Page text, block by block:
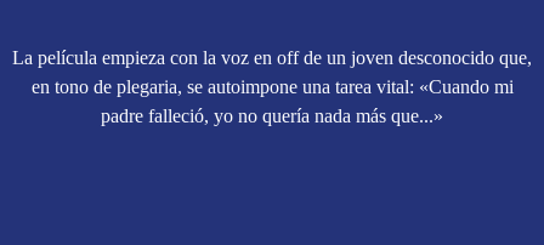
La película empieza con la voz en off de un joven desconocido que,
en tono de plegaria, se autoimpone una tarea vital: «Cuando mi
padre falleció, yo no quería nada más que...»